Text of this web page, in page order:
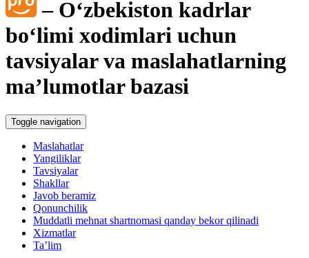
– Oʻzbekiston kadrlar
boʻlimi хodimlari uchun
tavsiyalar va maslahatlarning
ma’lumotlar bazasi
Toggle navigation
Maslahatlar
Yangiliklar
Tavsiyalar
Shakllar
Javob beramiz
Qonunchilik
Muddatli mehnat shartnomasi qanday bekor qilinadi
Xizmatlar
Ta’lim